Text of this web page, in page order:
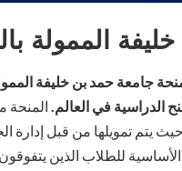
الممولة
جامعة حمد بن خليفة
الدراسية في العالم. المنحة
يتم تمويلها من قبل إدارة
للطلاب الذين